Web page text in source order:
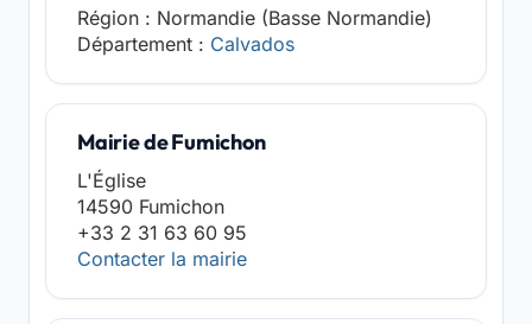
Région : Normandie (Basse Normandie)
Département : Calvados
Mairie de Fumichon
L'Église
14590 Fumichon
+33 2 31 63 60 95
Contacter la mairie